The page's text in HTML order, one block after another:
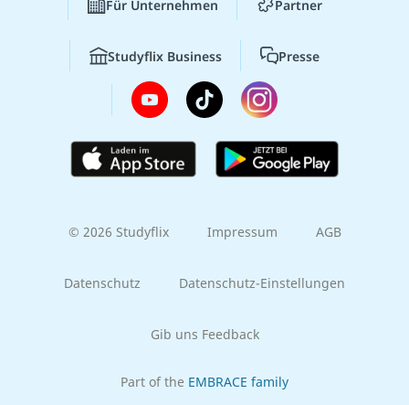
Für Unternehmen Partner
Studyflix Business Presse
© 2026 Studyflix Impressum AGB
Datenschutz Datenschutz-Einstellungen
Gib uns Feedback
Part of the EMBRACE family